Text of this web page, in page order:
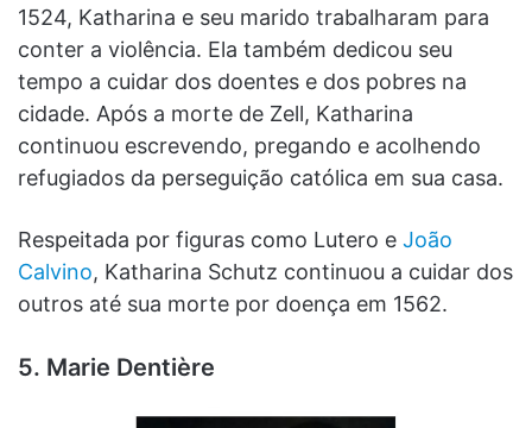
1524, Katharina e seu marido trabalharam para
conter a violência. Ela também dedicou seu
tempo a cuidar dos doentes e dos pobres na
cidade. Após a morte de Zell, Katharina
continuou escrevendo, pregando e acolhendo
refugiados da perseguição católica em sua casa.
Respeitada por figuras como Lutero e João
Calvino, Katharina Schutz continuou a cuidar dos
outros até sua morte por doença em 1562.
5. Marie Dentière